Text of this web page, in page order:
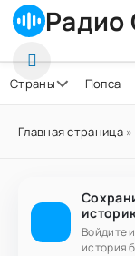
Радио
Страны Попса
Главная страница»
Войдите
история